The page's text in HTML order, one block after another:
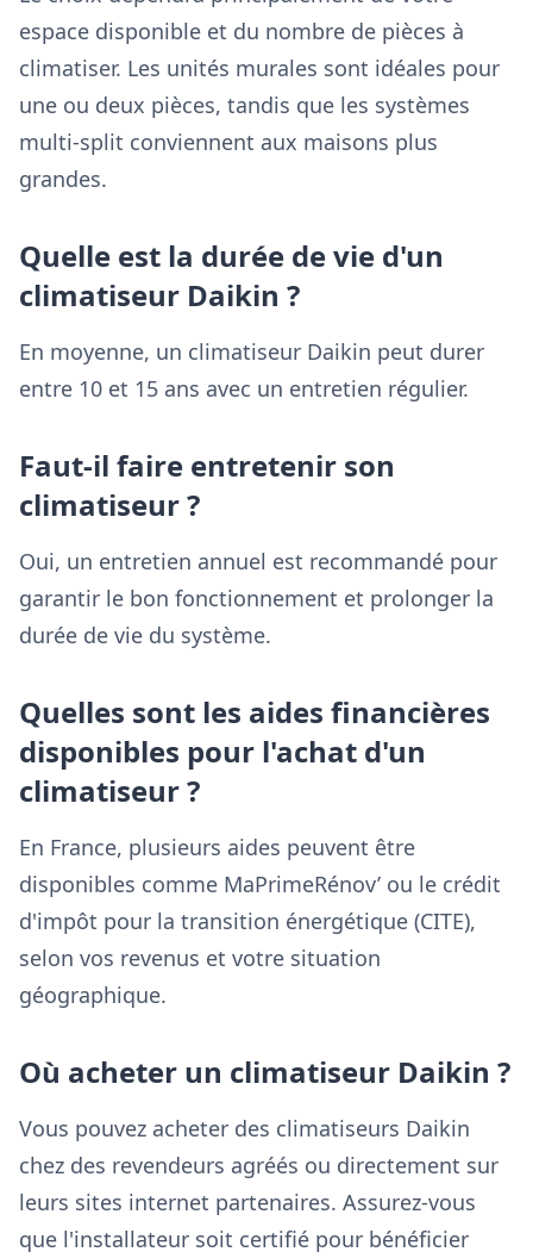
espace disponible et du nombre de pièces à
climatiser. Les unités murales sont idéales pour
une ou deux pièces, tandis que les systèmes
multi-split conviennent aux maisons plus
grandes.
Quelle est la durée de vie d'un
climatiseur Daikin ?
En moyenne, un climatiseur Daikin peut durer
entre 10 et 15 ans avec un entretien régulier.
Faut-il faire entretenir son
climatiseur ?
Oui, un entretien annuel est recommandé pour
garantir le bon fonctionnement et prolonger la
durée de vie du système.
Quelles sont les aides financières
disponibles pour l'achat d'un
climatiseur ?
En France, plusieurs aides peuvent être
disponibles comme MaPrimeRénov’ ou le crédit
d'impôt pour la transition énergétique (CITE),
selon vos revenus et votre situation
géographique.
Où acheter un climatiseur Daikin ?
Vous pouvez acheter des climatiseurs Daikin
chez des revendeurs agréés ou directement sur
leurs sites internet partenaires. Assurez-vous
que l'installateur soit certifié pour bénéficier